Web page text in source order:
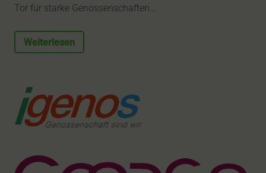
Tor für starke Genossenschaften…
Weiterlesen